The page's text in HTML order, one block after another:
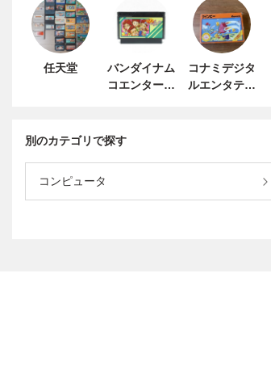
任天堂
バンダイナム
コエンターテ
コナミデジタ
ルエンタテイ
別のカテゴリで探す
コンピュータ